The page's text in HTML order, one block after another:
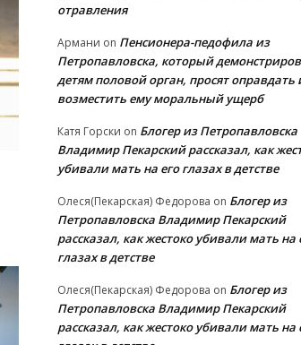
отравления
Армани on Пенсионера-педофила из
Петропавловска, который
детям половой орган, просят оправдать
возместить ему моральный ущерб
Катя Горски on Блогер из Петропавловска
Владимир Пекарский рассказал, как
убивали мать на его глазах в детстве
Олеся(Пекарская) Федорова on Блогер из
Петропавловска Владимир Пекарский
рассказал, как жестоко убивали мать на
глазах в детстве
Олеся(Пекарская) Федорова on Блогер из
Петропавловска Владимир Пекарский
рассказал, как жестоко убивали мать на